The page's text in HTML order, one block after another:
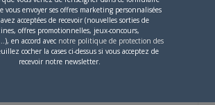
vous connecter pour laisser un
vous envoyer ses offres marketing personnalisées
acceptées de recevoir (nouvelles sorties de
offres promotionnelles, jeux-concours,
en accord avec notre politique de protection des
cocher la cases ci-dessus si vous acceptez de
recevoir notre newsletter.